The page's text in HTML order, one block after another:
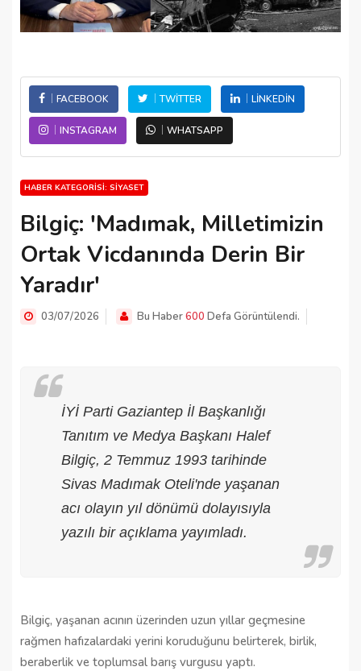
FACEBOOK TWITTER LINKEDIN
INSTAGRAM WHATSAPP
HABER KATEGORISI: SIYASET
Bilgiç: 'Madımak, Milletimizin
Ortak Vicdanında Derin Bir
Yaradır'
03/07/2026 Bu Haber600 Defa Görüntülendi.
İYİ Parti Gaziantep İl Başkanlığı
Tanıtım ve Medya Başkanı Halef
Bilgiç, 2 Temmuz 1993 tarihinde
Sivas Madımak Oteli'nde yaşanan
acı olayın yıl dönümü dolayısıyla
yazılı bir açıklama yayımladı.
Bilgiç, yaşanan acının üzerinden uzun yıllar geçmesine
rağmen hafızalardaki yerini koruduğunu belirterek, birlik,
beraberlik ve toplumsal barış vurgusu yaptı.